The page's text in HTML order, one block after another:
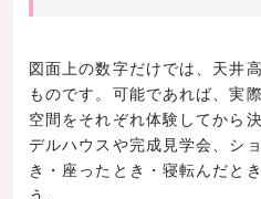
図面上の数字だけでは、天井
ものです。可能であれば、実
空間をそれぞれ体験してから
デルハウスや完成見学会、シ
き・座ったとき・寝転んだと